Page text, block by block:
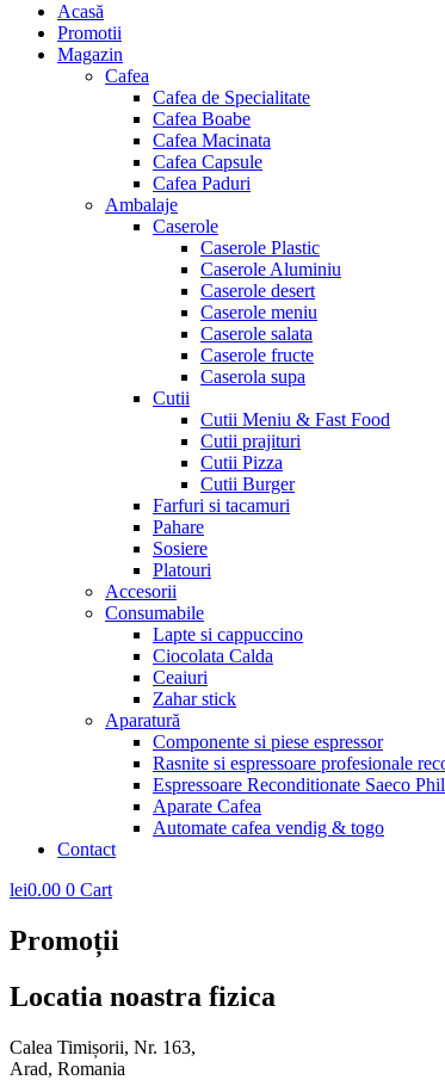
Acasă
Promotii
Magazin
Cafea
Cafea de Specialitate
Cafea Boabe
Cafea Macinata
Cafea Capsule
Cafea Paduri
Ambalaje
Caserole
Caserole Plastic
Caserole Aluminiu
Caserole desert
Caserole meniu
Caserole salata
Caserole fructe
Caserola supa
Cutii
Cutii Meniu & Fast Food
Cutii prajituri
Cutii Pizza
Cutii Burger
Farfuri si tacamuri
Pahare
Sosiere
Platouri
Accesorii
Consumabile
Lapte si cappuccino
Ciocolata Calda
Ceaiuri
Zahar stick
Aparatură
Componente si piese espressor
Rasnite si espressoare profesionale
Espressoare Reconditionate Saeco
Aparate Cafea
Automate cafea vendig & togo
Contact
lei0.00 0 Cart
Promoții
Locatia noastra fizica
Calea Timișorii, Nr. 163,
Arad, Romania